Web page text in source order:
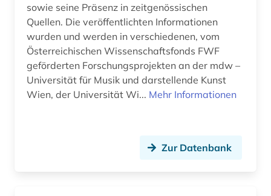
sowie seine Präsenz in zeitgenössischen
Quellen. Die veröffentlichten Informationen
wurden und werden in verschiedenen, vom
Österreichischen Wissenschaftsfonds FWF
geförderten Forschungsprojekten an der mdw –
Universität für Musik und darstellende Kunst
Wien, der Universität Wi... Mehr Informationen
Zur Datenbank